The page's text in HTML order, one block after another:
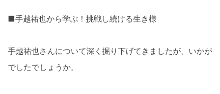
■手越祐也から学ぶ！挑戦し続ける生き様
手越祐也さんについて深く掘り下げてきましたが、いかが
でしたでしょうか。